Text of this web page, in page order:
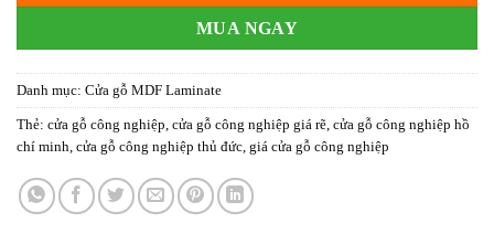
MUA NGAY
Danh mục: Cửa gỗ MDF Laminate
Thẻ: cửa gỗ công nghiệp cửa gỗ công nghiệp giá rẽ cửa gỗ công nghiệp hồ
chí minh cửa gỗ công nghiệp thủ đức giá cửa gỗ công nghiệp